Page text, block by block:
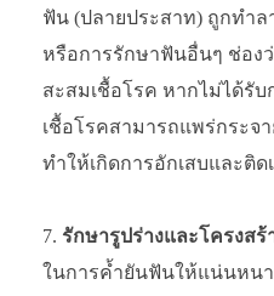
ฟัน (ปลายประสาท) ถูกทำล
หรือการรักษาฟันอื่นๆ ช่อง
สะสมเชื้อโรค หากไม่ได้รั
เชื้อโรคสามารถแพร่กระจ
ทำให้เกิดการอักเสบและติ
รักษารูปร่างและโครงสร้
ในการค้ำยันฟันให้แน่นหนา